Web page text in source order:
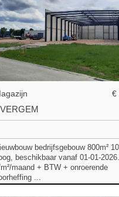
€
bedrijfsgebouw 800m²
beschikbaar vanaf 01-01-
maand + BTW + onroerende
...